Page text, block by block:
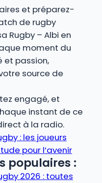
et préparez-
de rugby
Rugby – Albi en
moment du
et passion,
source de
engagé, et
instant de ce
à la radio.
: les joueurs
pour l’avenir
populaires :
2026 : toutes